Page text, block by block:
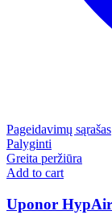
Pageidavimų sąrašas
Palyginti
Greita peržiūra
Add to cart
Uponor